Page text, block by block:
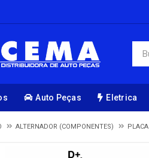
Auto Peças Eletrica
ALTERNADOR (COMPONENTES) PLACA